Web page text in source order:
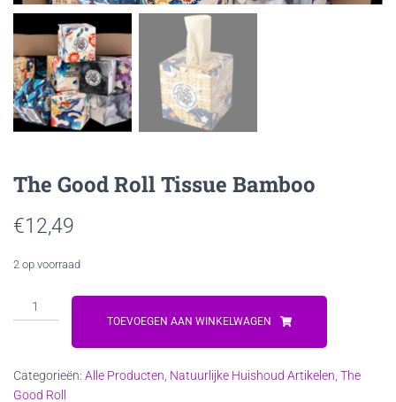
The Good Roll Tissue Bamboo
€12,49
2 op voorraad
The
Good
Bamboo
TOEVOEGEN AAN WINKELWAGEN
Categorieën: Alle Producten Natuurlijke Huishoud Artikelen The
Good Roll